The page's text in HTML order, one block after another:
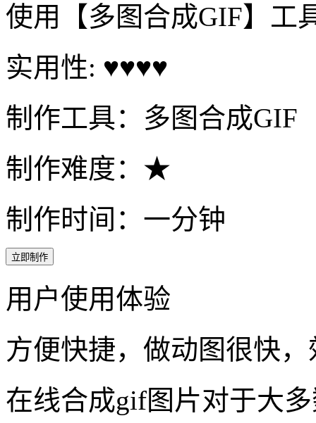
使用【多图合成GIF】工
实用性: ♥♥♥♥
制作工具：多图合成GIF
制作难度：★
制作时间：一分钟
立即制作
用户使用体验
方便快捷，做动图很快
在线合成gif图片对于大